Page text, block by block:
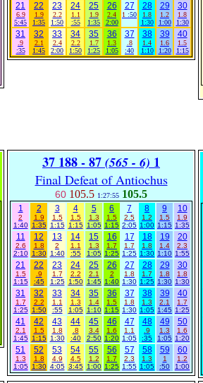
21
6.9
5:45
22
1.9
1:35
23
2.2
1:50
24
1.1
:55
25
1.9
1:35
26
2.4
2:00
27
1 :50
28
1.8
1:30
29
1.2
1:00
30
1.8
1:30
31
.9
:35
32
2.1
1:45
33
2.4
2:00
34
2.2
1:50
35
1.7
1:25
36
1.3
1:05
37
.8
:40
38
1.4
1:10
39
1.6
1:20
40
1.5
1:15
37 188 - 87 (565 - 6) 1
Final Defeat of Antiochus
60 105.5 1:27:55 105.5
1
2
1:40
2
1.9
1:35
3
1.5
1:15
4
1.5
1:15
5
1.3
1:05
6
1.5
1:15
7
2.5
2:05
8
1.2
1:00
9
1.5
1:15
10
1.9
1:35
11
2.6
2:10
12
1.8
1:30
13
2
1:40
14
1.1
:55
15
1.3
1:05
16
1.7
1:25
17
1.7
1:25
18
1.8
1:30
19
1.4
1:10
20
2.3
1:55
21
1.5
1:15
22
.9
:45
23
1.7
1:25
24
2.2
1:50
25
2.1
1:45
26
2
1:40
27
1.8
1:30
28
1.7
1:25
29
1.8
1:30
30
1.8
1:30
31
1.7
1:25
32
2.2
1:50
33
1.1
:55
34
1.3
1:05
35
1.4
1:10
36
1.5
1:15
37
1.8
1:30
38
1.3
1:05
39
2.1
1:45
40
1.7
1:25
41
2.1
1:45
42
1.5
1:15
43
1.8
1:30
44
.8
:40
45
3.4
2:50
46
1.6
1:20
47
1.1
1:05
48
.9
:35
49
1.3
1:05
50
1.6
1:20
51
1.3
1:05
52
1.8
1:30
53
4.9
4:05
54
4.5
3:45
55
1.2
1:00
56
1.7
1:25
57
2.3
1:55
58
1.3
1:05
59
1
:50
60
1.2
1:00